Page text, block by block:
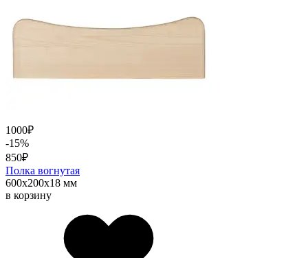
1000₽
-15%
850₽
Полка вогнутая
600х200х18 мм
в корзину